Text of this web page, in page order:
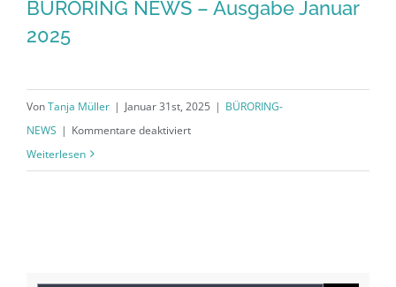
BÜRORING NEWS – Ausgabe Januar
2025
VonTanja Müller | Januar 31st, 2025 | BÜRORING-
NEWS | Kommentare deaktiviertfür
Weiterlesen